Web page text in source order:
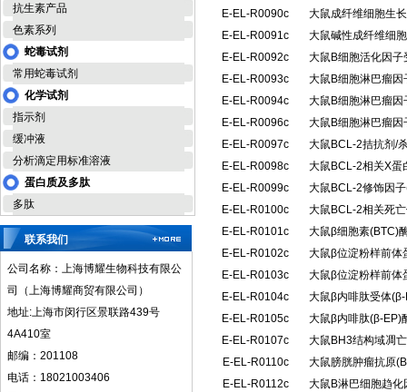
抗生素产品
色素系列
蛇毒试剂
常用蛇毒试剂
化学试剂
指示剂
缓冲液
分析滴定用标准溶液
蛋白质及多肽
多肽
联系我们
公司名称：上海博耀生物科技有限公
司（上海博耀商贸有限公司）
地址:上海市闵行区景联路439号
4A410室
邮编：201108
电话：18021003406
E-EL-R0090c
大鼠成纤维细胞生
E-EL-R0091c
大鼠碱性成纤维细
E-EL-R0092c
大鼠B细胞活化因
E-EL-R0093c
大鼠B细胞淋巴瘤
E-EL-R0094c
大鼠B细胞淋巴瘤
E-EL-R0096c
大鼠B细胞淋巴瘤
E-EL-R0097c
大鼠BCL-2拮抗剂/
E-EL-R0098c
大鼠BCL-2相关X蛋
E-EL-R0099c
大鼠BCL-2修饰因
E-EL-R0100c
大鼠BCL-2相关死
E-EL-R0101c
大鼠β细胞素(BTC)
E-EL-R0102c
大鼠β位淀粉样前体
E-EL-R0103c
大鼠β位淀粉样前体
E-EL-R0104c
大鼠β内啡肽受体
E-EL-R0105c
大鼠β内啡肽(β-EP)
E-EL-R0107c
大鼠BH3结构域凋
E-EL-R0110c
大鼠膀胱肿瘤抗原
E-EL-R0112c
大鼠B淋巴细胞趋